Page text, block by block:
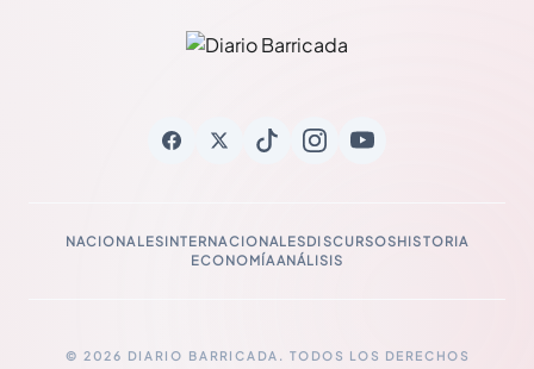
NACIONALESINTERNACIONALESDISCURSOSHISTORIA
ECONOMÍAANÁLISIS
© 2026 DIARIO BARRICADA. TODOS LOS DERECHOS